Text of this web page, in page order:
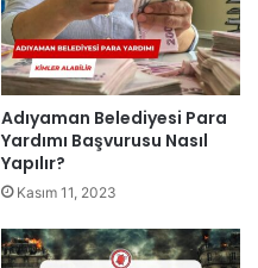
Adıyaman Belediyesi Para
Yardımı Başvurusu Nasıl
Yapılır?
Kasım 11, 2023